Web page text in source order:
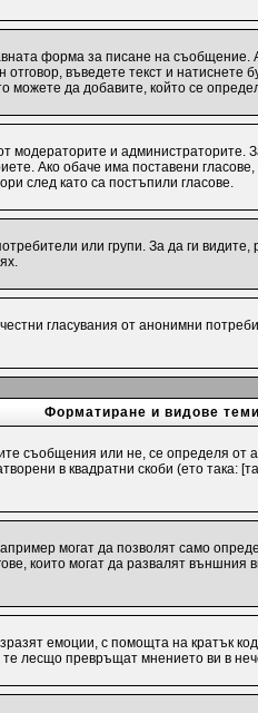
форма за писане на съобщение.
въведете текст и натиснете
можете да добавите, който се
и
Ако обаче има поставени
след като са постъпили гласове.
или групи. За да ги
гласувания от анонимни
Форматиране и видове теми
съобщения или не, се определя
в квадратни скоби (ето
могат да позволят само
които могат да развалят
емоции, с помощта на кратък
лесщо превръщат мнението ви в